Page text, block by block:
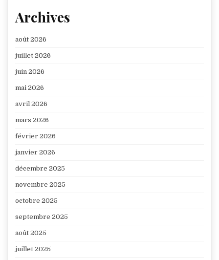
Archives
août 2026
juillet 2026
juin 2026
mai 2026
avril 2026
mars 2026
février 2026
janvier 2026
décembre 2025
novembre 2025
octobre 2025
septembre 2025
août 2025
juillet 2025